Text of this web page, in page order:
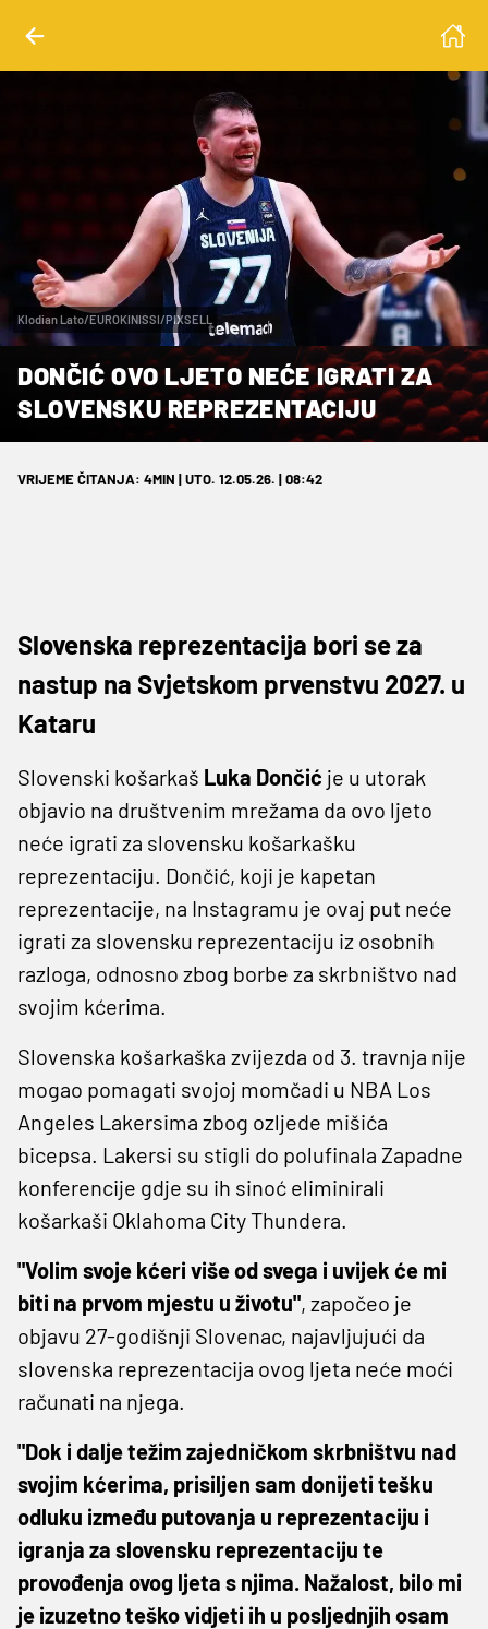
Klodian Lato/EUROKINISSI/PIXSELL
DONČIĆ OVO LJETO NEĆE IGRATI ZA
SLOVENSKU REPREZENTACIJU
VRIJEME ČITANJA: 4MIN | UTO. 12.05.26. | 08:42
Slovenska reprezentacija bori se za
nastup na Svjetskom prvenstvu 2027. u
Kataru
Slovenski košarkaš Luka Dončić je u utorak
objavio na društvenim mrežama da ovo ljeto
neće igrati za slovensku košarkašku
reprezentaciju. Dončić, koji je kapetan
reprezentacije, na Instagramu je ovaj put neće
igrati za slovensku reprezentaciju iz osobnih
razloga, odnosno zbog borbe za skrbništvo nad
svojim kćerima.
Slovenska košarkaška zvijezda od 3. travnja nije
mogao pomagati svojoj momčadi u NBA Los
Angeles Lakersima zbog ozljede mišića
bicepsa. Lakersi su stigli do polufinala Zapadne
konferencije gdje su ih sinoć eliminirali
košarkaši Oklahoma City Thundera.
"Volim svoje kćeri više od svega i uvijek će mi
biti na prvom mjestu u životu", započeo je
objavu 27-godišnji Slovenac, najavljujući da
slovenska reprezentacija ovog ljeta neće moći
računati na njega.
"Dok i dalje težim zajedničkom skrbništvu nad
svojim kćerima, prisiljen sam donijeti tešku
odluku između putovanja u reprezentaciju i
igranja za slovensku reprezentaciju te
provođenja ovog ljeta s njima. Nažalost, bilo mi
je izuzetno teško vidjeti ih u posljednjih osam